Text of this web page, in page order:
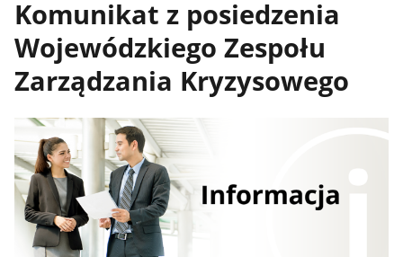
Komunikat z posiedzenia
Wojewódzkiego Zespołu
Zarządzania Kryzysowego